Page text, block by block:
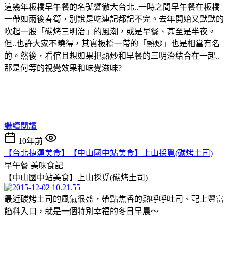
這幾年板橋早午餐的名號響徹大台北..一時之間早午餐在板橋
一帶如雨後春筍，別說是吃連記都記不完。去年開始又默默的
吹起一股「碳烤三明治」的風潮，或是早餐、甚至是半夜。
但..也許大家不曉得，其實板橋一帶的「熱炒」也是相當有名
的。然後，看倌且想如果把熱炒和早餐的三明治結合在一起..
那是何等的視覺效果和味覺滋味?
繼續閱讀
10年前
【台北捷運美食】【中山國中站美食】上山採覓(碳烤土司)
早午餐 美味食記
【中山國中站美食】上山採覓(碳烤土司)
最近碳烤土司的風氣很盛，帶點焦香的熱呼呼吐司、配上豐富
餡料入口，就是一個特別幸福的冬日早晨～